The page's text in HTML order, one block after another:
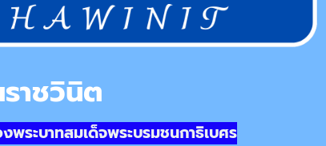
ราชวินิต
ระบาทสมเด็จพระบรมชนกาธิเบศร